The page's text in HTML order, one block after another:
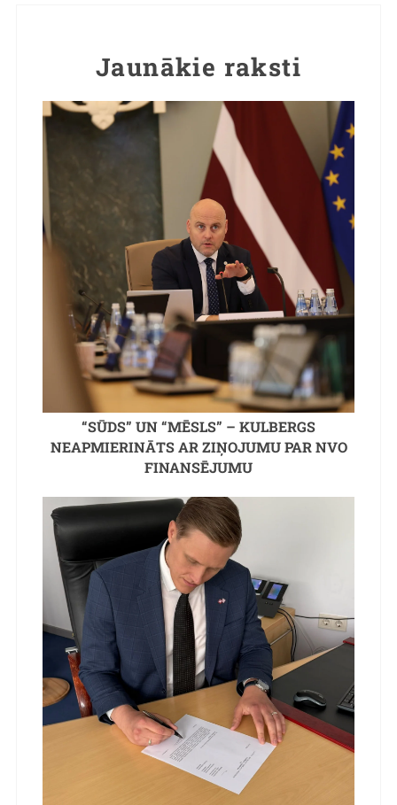
Jaunākie raksti
“SŪDS” UN “MĒSLS” – KULBERGS
NEAPMIERINĀTS AR ZIŅOJUMU PAR NVO
FINANSĒJUMU